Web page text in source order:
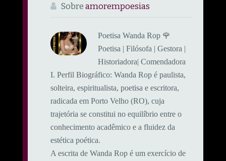
Sobre amorempoesias
Poetisa Wanda Rop 🌹
Poetisa | Filósofa | Gestora |
Historiadora| Comendadora
​I. Perfil Biográfico: ​Wanda Rop é paulista,
solteira, espiritualista, poetisa e escritora,
radicada em Porto Velho (RO), cuja
trajetória se constitui no equilíbrio entre o
conhecimento acadêmico e a fluidez da
estética poética.
A escrita de Wanda Rop é um exercício de